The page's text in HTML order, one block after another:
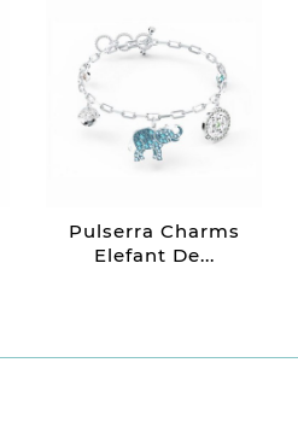
Pulserra Charms
Elefant De...